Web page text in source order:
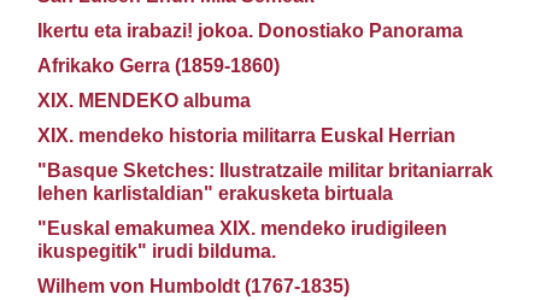
Ikertu eta irabazi! jokoa. Donostiako Panorama
Afrikako Gerra (1859-1860)
XIX. MENDEKO albuma
XIX. mendeko historia militarra Euskal Herrian
"Basque Sketches: Ilustratzaile militar britaniarrak
lehen karlistaldian" erakusketa birtuala
"Euskal emakumea XIX. mendeko irudigileen
ikuspegitik" irudi bilduma.
Wilhem von Humboldt (1767-1835)